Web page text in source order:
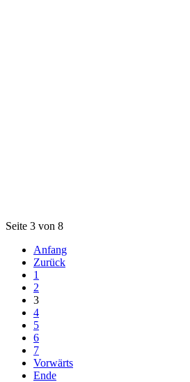
Seite 3 von 8
Anfang
Zurück
1
2
3
4
5
6
7
Vorwärts
Ende